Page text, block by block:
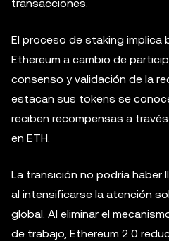
transacciones.
El proceso de staking implica
Ethereum a cambio de
consenso y validación de la
estacan sus tokens se
reciben recompensas a
en ETH.
La transición no podría haber
al intensificarse la atención
global. Al eliminar el
de trabajo, Ethereum 2.0